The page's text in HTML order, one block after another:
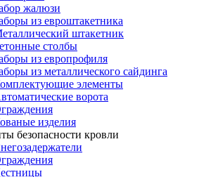
жалюзи
из евроштакетника
штакетник
столбы
из европрофиля
из металлического сайдинга
элементы
ворота
изделия
безопасности кровли